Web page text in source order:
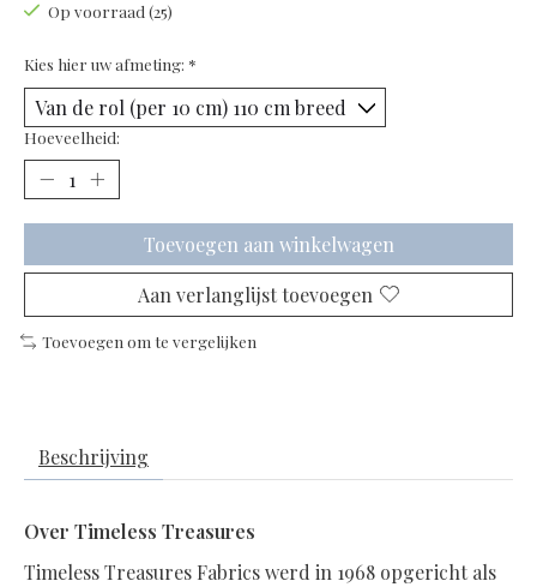
Op voorraad (25)
Kies hier uw afmeting: *
Hoeveelheid:
Toevoegen aan winkelwagen
Aan verlanglijst toevoegen
Toevoegen om te vergelijken
Beschrijving
Over Timeless Treasures
Timeless Treasures Fabrics werd in 1968 opgericht als